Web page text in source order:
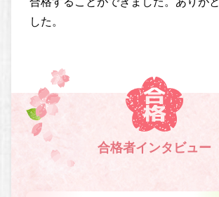
した。
合格者インタビュー